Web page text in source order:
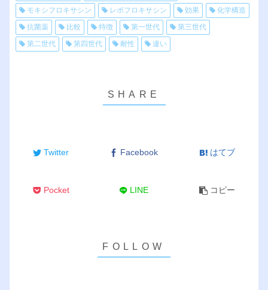
モキシフロキサシン
レボフロキサシン 効果
化学構造
抗菌薬
比較 特徴 第一世代
第三世代
第二世代
第四世代 耐性 違い
Twitter Facebook はてブ
Pocket LINE コピー